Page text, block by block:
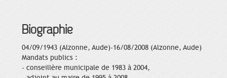
Biographie
04/09/1943 (Alzonne, Aude)-16/08/2008 (Alzonne, Aude)
Mandats publics :
- conseillère municipale de 1983 à 2004,